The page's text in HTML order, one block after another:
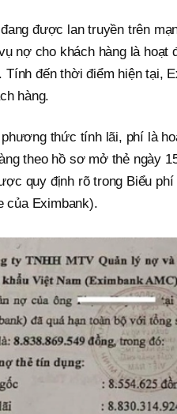
được lan truyền trên
nợ cho khách hàng là hoạt
đến thời điểm hiện tại,
hàng.
thức tính lãi, phí là
theo hồ sơ mở thẻ ngày
quy định rõ trong Biểu
của Eximbank).